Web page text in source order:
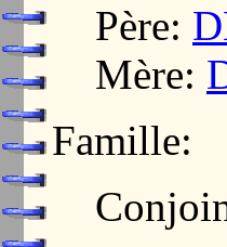
Père:
Mère:
Famille: